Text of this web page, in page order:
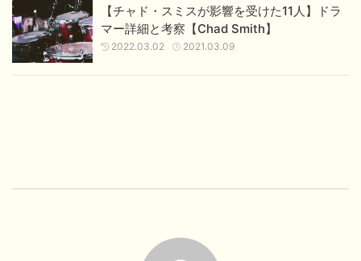
【チャド・スミスが影響を受けた11人】ドラ
マー詳細と考察【Chad Smith】
2021.03.09
2022.03.02